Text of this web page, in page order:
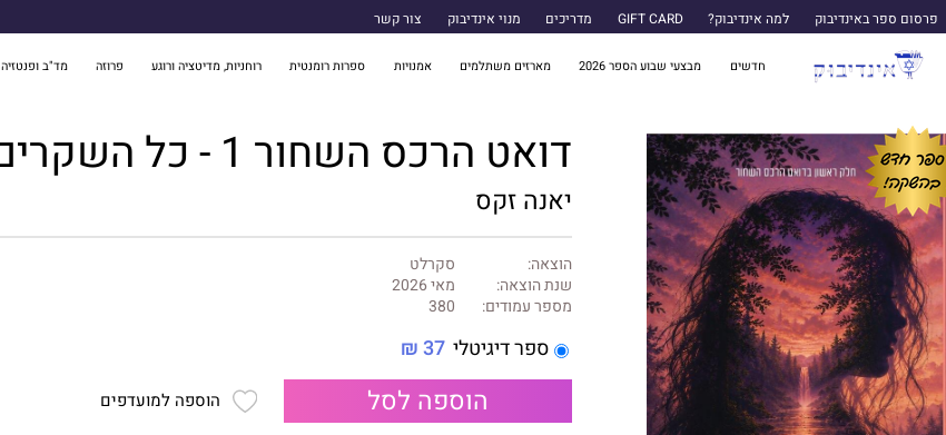
פרסום ספר באינדיבוק למה אינדיבוק? GIFT CARD מדריכים מנוי אינדיבוק צור קשר
חדשים מבצעי שבוע הספר 2026 מארזים משתלמים אמנויות ספרות רומנטית רוחניות, מדיטציה ורוגע פרוזה מד"ב ופנטזיה
דואט הרכס השחור 1 - כל השקרים שסיפרתם
יאנה זקס
הוצאה:
סקרלט
שנת הוצאה:
מאי 2026
מספר עמודים:
380
ספר דיגיטלי 37 ₪
הוספה לסל הוספה למועדפים